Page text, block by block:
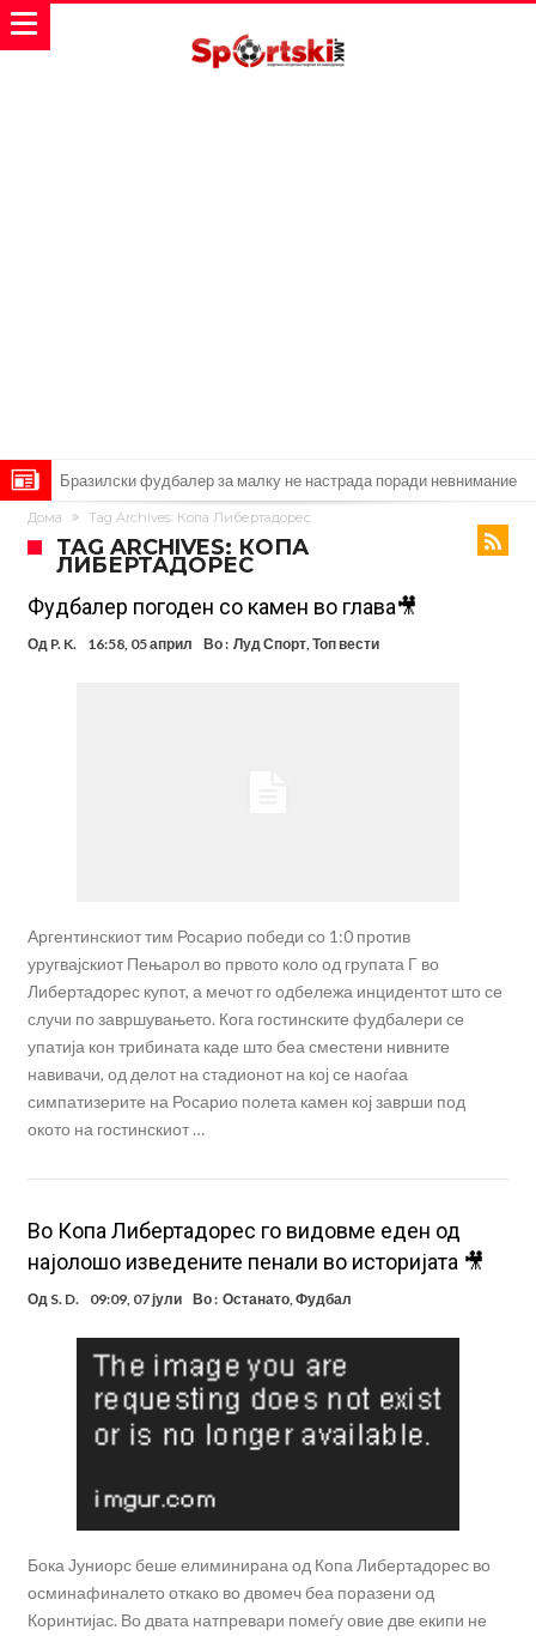
Лукаку заминува, Наполи носи замена од Арсенал
Звезда на Реал зборува за тоа како е да се работи со Мурињо:
Зборовите одекнаа низ Шпанија
Одењето на Араухо го натера Флик на итен потег, дури и управата
на клубот е изненадена
Барселона и Сити без договор за трансфер на Родри
Никој не разбира зошто: Мурињо брутално го понижи
Дома Tag Archives: Копа Либертадорес
TAG ARCHIVES: КОПА
ЛИБЕРТАДОРЕС
Фудбалер погоден со камен во глава🎥
Од P. K. 16:58, 05 април Во : Луд Спорт, Топ вести
Аргентинскиот тим Росарио победи со 1:0 против
уругвајскиот Пењарол во првото коло од групата Г во
Либертадорес купот, а мечот го одбележа инцидентот што се
случи по завршувањето. Кога гостинските фудбалери се
упатија кон трибината каде што беа сместени нивните
навивачи, од делот на стадионот на кој се наоѓаа
симпатизерите на Росарио полета камен кој заврши под
окото на гостинскиот …
Во Копа Либертадорес го видовме еден од
најолошо изведените пенали во историјата 🎥
Од S. D. 09:09, 07 јули Во : Останато,Фудбал
Бока Јуниорс беше елиминирана од Копа Либертадорес во
осминафиналето откако во двомеч беа поразени од
Коринтијас. Во двата натпревари помеѓу овие две екипи не